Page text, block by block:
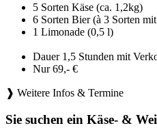
5 Sorten Käse (ca. 1,2kg)
6 Sorten Bier (à 3 Sorten
1 Limonade (0,5 l)
Dauer 1,5 Stunden mit
Nur 69,- €
❱ Weitere Infos & Termine
Sie suchen ein Käse- &